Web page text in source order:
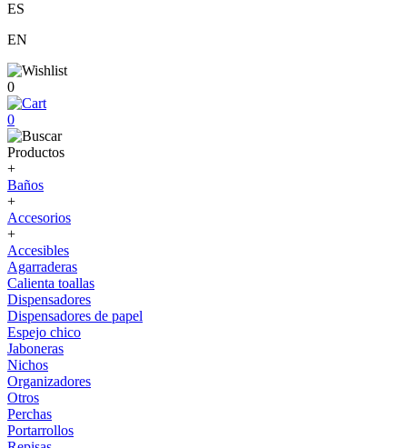
ES
EN
0
0
Productos
+
Baños
+
Accesorios
+
Accesibles
Agarraderas
Calienta toallas
Dispensadores
Dispensadores de papel
Espejo chico
Jaboneras
Nichos
Organizadores
Otros
Perchas
Portarrollos